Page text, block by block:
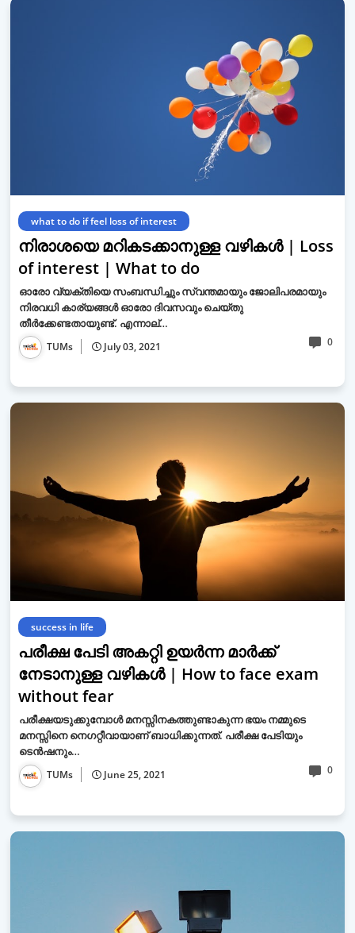
what to do if feel loss of interest
നിരാശയെ മറികടക്കാനുള്ള വഴികള്‍ | Loss
of interest | What to do
ഓരോ വ്യക്തിയെ സംബന്ധിച്ചും സ്വന്തമായും ജോലിപരമായും
നിരവധി കാര്യങ്ങള്‍ ഓരോ ദിവസവും ചെയ്തു
തീര്‍ക്കേണ്ടതായുണ്ട്. എന്നാല്…
TUMs July 03, 2021 0
success in life
പരീക്ഷ പേടി അകറ്റി ഉയര്‍ന്ന മാര്‍ക്ക്
നേടാനുള്ള വഴികള്‍ | How to face exam
without fear
പരീക്ഷയടുക്കുമ്പോള്‍ മനസ്സിനകത്തുണ്ടാകുന്ന ഭയം നമ്മുടെ
മനസ്സിനെ നെഗറ്റീവായാണ് ബാധിക്കുന്നത്. പരീക്ഷ പേടിയും
ടെന്‍ഷനും…
TUMs June 25, 2021 0